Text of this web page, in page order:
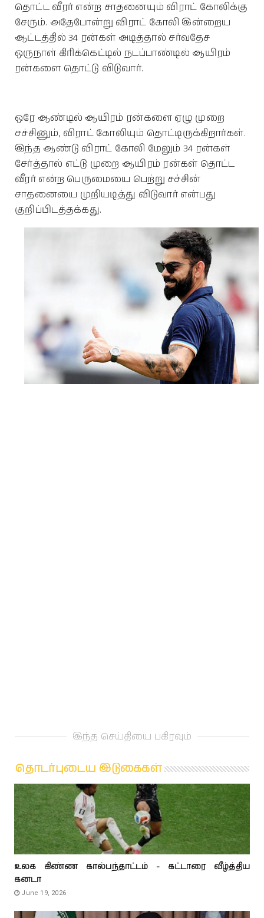
தொட்ட வீரர் என்ற சாதனையும் விராட் கோலிக்கு
சேரும். அதேபோன்று விராட் கோலி இன்றைய
ஆட்டத்தில் 34 ரன்கள் அடித்தால் சர்வதேச
ஒருநாள் கிரிக்கெட்டில் நடப்பாண்டில் ஆயிரம்
ரன்களை தொட்டு விடுவார்.
ஒரே ஆண்டில் ஆயிரம் ரன்களை ஏழு முறை
சச்சினும், விராட் கோலியும் தொட்டிருக்கிறார்கள்.
இந்த ஆண்டு விராட் கோலி மேலும் 34 ரன்கள்
சேர்த்தால் எட்டு முறை ஆயிரம் ரன்கள் தொட்ட
வீரர் என்ற பெருமையை பெற்று சச்சின்
சாதனையை முறியடித்து விடுவார் என்பது
குறிப்பிடத்தக்கது.
இந்த செய்தியை பகிரவும்
தொடர்புடைய இடுகைகள்
உலக கிண்ண கால்பந்தாட்டம் - கட்டாரை வீழ்த்திய
கனடா
June 19, 2026